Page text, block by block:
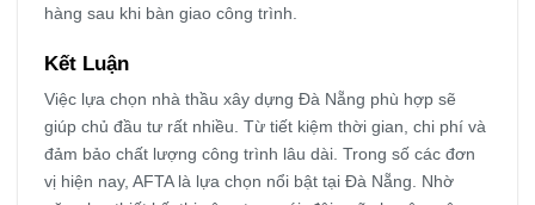
hàng sau khi bàn giao công trình.
Kết Luận
Việc lựa chọn nhà thầu xây dựng Đà Nẵng phù hợp sẽ
giúp chủ đầu tư rất nhiều. Từ tiết kiệm thời gian, chi phí và
đảm bảo chất lượng công trình lâu dài. Trong số các đơn
vị hiện nay, AFTA là lựa chọn nổi bật tại Đà Nẵng. Nhờ